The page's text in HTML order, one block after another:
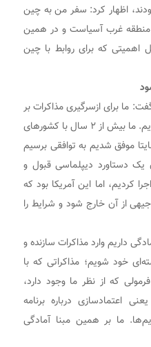
اظهار کرد: سفر من به چین
منطقه غرب آسیاست و در همین
اهمیتی که برای روابط با چین
ما برای ازسرگیری مذاکرات بر
سر برنامه هسته‌ای ایران آمادگی داریم. ما بیش از ۲ سال با کشور‌های
موفق شدیم به توافقی برسیم
یک دستاورد دیپلماسی قبول و
کردیم، اما این آمریکا بود که
از آن خارج شود و شرایط را
داریم وارد مذاکرات سازنده و
خود شویم؛ مذاکراتی که با
که از نظر ما وجود دارد،
اعتمادسازی درباره برنامه
ما بر همین مبنا آمادگی